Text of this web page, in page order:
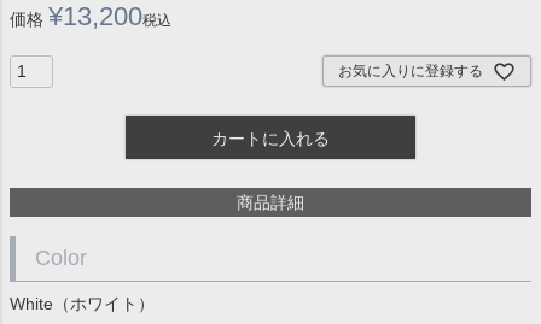
価格 ¥13,200税込
お気に入りに登録する
カートに入れる
商品詳細
Color
White（ホワイト）